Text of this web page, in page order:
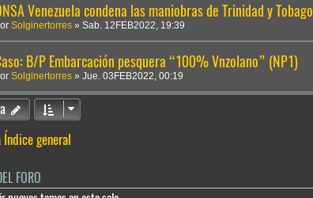
Venezuela condena las maniobras de Trinidad y Tobago
Solginertorres » Sab. 12FEB2022, 19:39
B/P Embarcación pesquera “100% Vnzolano” (NP1)
Solginertorres » Jue. 03FEB2022, 00:19
general
FORO